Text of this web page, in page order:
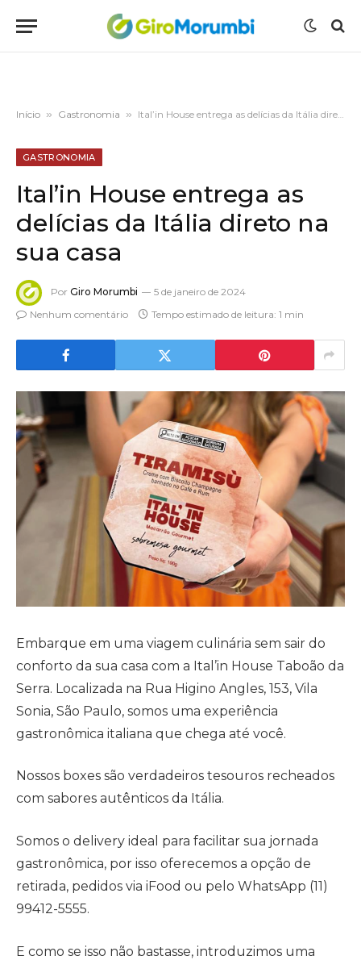
Início » Gastronomia » Ital’in House entrega as delícias da Itália direto na sua casa
GASTRONOMIA
Ital’in House entrega as
delícias da Itália direto na
sua casa
Por Giro Morumbi
5 de janeiro de 2024
Nenhum comentário
Tempo estimado de leitura: 1 min
Embarque em uma viagem culinária sem sair do
conforto da sua casa com a Ital’in House Taboão da
Serra. Localizada na Rua Higino Angles, 153, Vila
Sonia, São Paulo, somos uma experiência
gastronômica italiana que chega até você.
Nossos boxes são verdadeiros tesouros recheados
com sabores autênticos da Itália.
Somos o delivery ideal para facilitar sua jornada
gastronômica, por isso oferecemos a opção de
retirada, pedidos via iFood ou pelo WhatsApp (11)
99412-5555.
E como se isso não bastasse, introduzimos uma